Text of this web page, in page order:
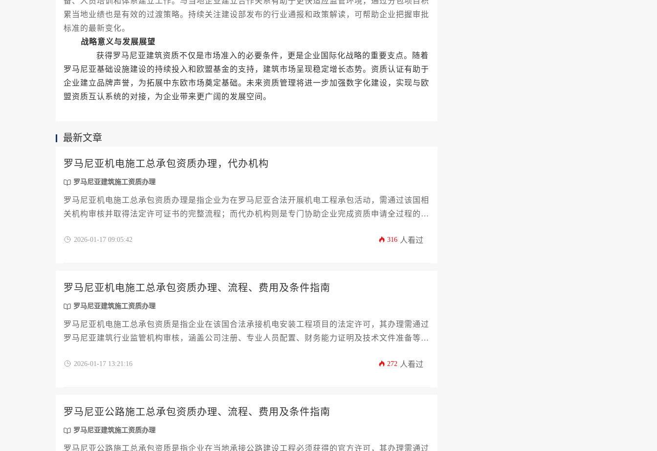
累当地业绩也是有效的过渡策略。持续关注建设部发布的行业通报和政策解读，可帮助企业把握审批
标准的最新变化。
战略意义与发展展望
获得罗马尼亚建筑资质不仅是市场准入的必要条件，更是企业国际化战略的重要支点。随着
罗马尼亚基础设施建设的持续投入和欧盟基金的支持，建筑市场呈现稳定增长态势。资质认证有助于
企业建立品牌声誉，为拓展中东欧市场奠定基础。未来资质管理将进一步加强数字化建设，实现与欧
盟资质互认系统的对接，为企业带来更广阔的发展空间。
最新文章
罗马尼亚机电施工总承包资质办理，代办机构
罗马尼亚建筑施工资质办理
罗马尼亚机电施工总承包资质办理是指企业为在罗马尼亚合法开展机电工程承包活动，需通过该国相
关机构审核并取得法定许可证书的完整流程；而代办机构则是专门协助企业完成资质申请全过程的专
2026-01-17 09:05:42 316 人看过
罗马尼亚机电施工总承包资质办理、流程、费用及条件指南
罗马尼亚建筑施工资质办理
罗马尼亚机电施工总承包资质是指企业在该国合法承接机电安装工程项目的法定许可，其办理需通过
罗马尼亚建筑行业监管机构审核，涵盖公司注册、专业人员配置、财务能力证明及技术文件准备等核
模、代理服务等因素影响，通常在数万至数十万欧元之间。
2026-01-17 13:21:16 272 人看过
罗马尼亚公路施工总承包资质办理、流程、费用及条件指南
罗马尼亚建筑施工资质办理
罗马尼亚公路施工总承包资质是指企业在当地承接公路建设工程必须获得的官方许可，其办理需通过